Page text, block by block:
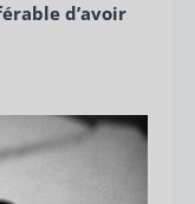
d’avoir